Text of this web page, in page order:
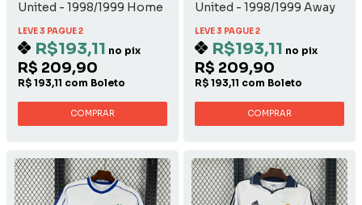
United - 1998/1999 Home
LEVE 3 PAGUE 2
R$193,11 no pix
R$ 209,90
R$ 193,11 com Boleto
COMPRAR
United - 1998/1999 Away
LEVE 3 PAGUE 2
R$193,11 no pix
R$ 209,90
R$ 193,11 com Boleto
COMPRAR